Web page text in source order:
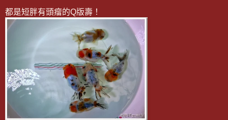
都是短胖有頭瘤的Q版壽！